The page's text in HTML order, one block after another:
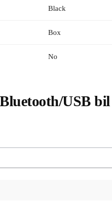
Black
Box
No
Bluetooth/USB